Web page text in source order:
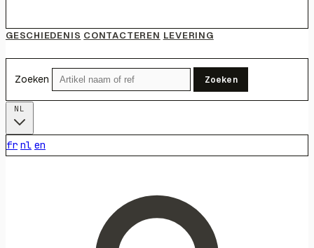
GESCHIEDENIS CONTACTEREN LEVERING
Zoeken Zoeken
fr nl en